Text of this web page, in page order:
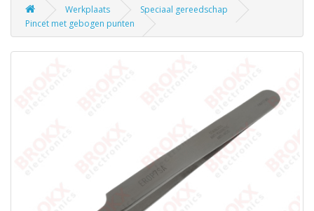
Werkplaats
Speciaal gereedschap
Pincet met gebogen punten